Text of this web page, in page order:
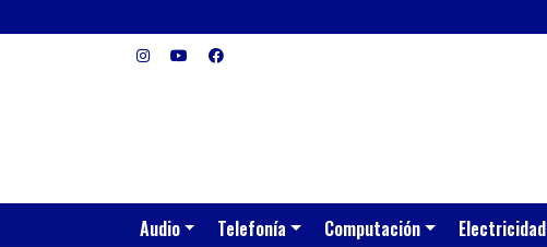
Audio Telefonía Computación Electricidad